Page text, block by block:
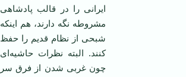
ایرانی را در قالب پادشاهی
مشروطه نگه دارند، هم اینکه
شبحی از نظام قدیم را حفظ
کنند. البته نظرات حاشیه‌ای
چون غربی شدن از فرق سر